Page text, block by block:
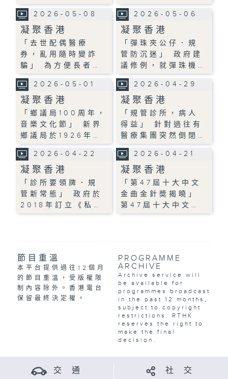
2026-05-08
凝聚香港
「去世配偶醫療
券，亂用隨時變詐
騙」 為方便長者…
2026-05-06
凝聚香港
「彈珠夾公仔．規
管防沉迷」 政府建
議修例，就彈珠機…
2026-05-01
凝聚香港
「鄉議局100周年，
音樂文化節」 新界
鄉議局於1926年…
2026-04-29
凝聚香港
「規管診所，病人
得益」 針對過往有
醫療集團突然倒閉…
2026-04-22
凝聚香港
「診所要領牌．規
管新常態」 政府於
2018年訂立《私…
2026-04-21
凝聚香港
「第47屆十大中文
金曲金針奬揭曉」
第47屆十大中文…
節目重溫
本平台提供過往12個月
的節目重溫，受版權限
制內容除外。香港電台
保留最終決定權。
PROGRAMME
ARCHIVE
Archive service will
be available for
programmes broadcast
in the past 12 months,
subject to copyright
restrictions. RTHK
reserves the right to
make the final
decision.
交 通 社 交